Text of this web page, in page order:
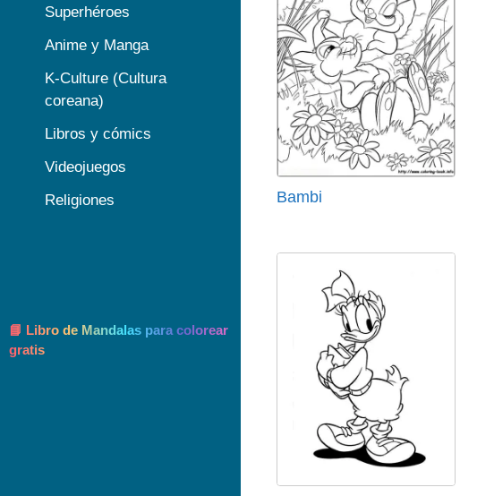
Bambi
Superhéroes
Anime y Manga
K-Culture (Cultura
coreana)
Libros y cómics
Videojuegos
Religiones
📘 Libro de Mandalas para colorear
gratis